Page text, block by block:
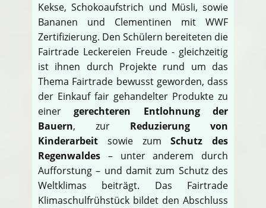
Kekse, Schokoaufstrich und Müsli, sowie
Bananen und Clementinen mit WWF
Zertifizierung. Den Schülern bereiteten die
Fairtrade Leckereien Freude - gleichzeitig
ist ihnen durch Projekte rund um das
Thema Fairtrade bewusst geworden, dass
der Einkauf fair gehandelter Produkte zu
einergerechteren Entlohnung der
Bauern, zur Reduzierung von
Kinderarbeit sowie zumSchutz des
Regenwaldes – unter anderem durch
Aufforstung – und damit zum Schutz des
Weltklimas beiträgt. Das Fairtrade
Klimaschulfrühstück bildet den Abschluss